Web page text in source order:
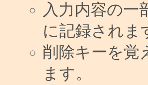
入力内容の一
に記録されま
削除キーを覚
ます。